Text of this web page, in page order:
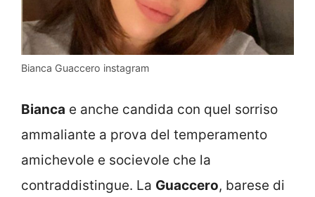
Bianca Guaccero instagram
Bianca e anche candida con quel sorriso
ammaliante a prova del temperamento
amichevole e socievole che la
contraddistingue. La Guaccero, barese di